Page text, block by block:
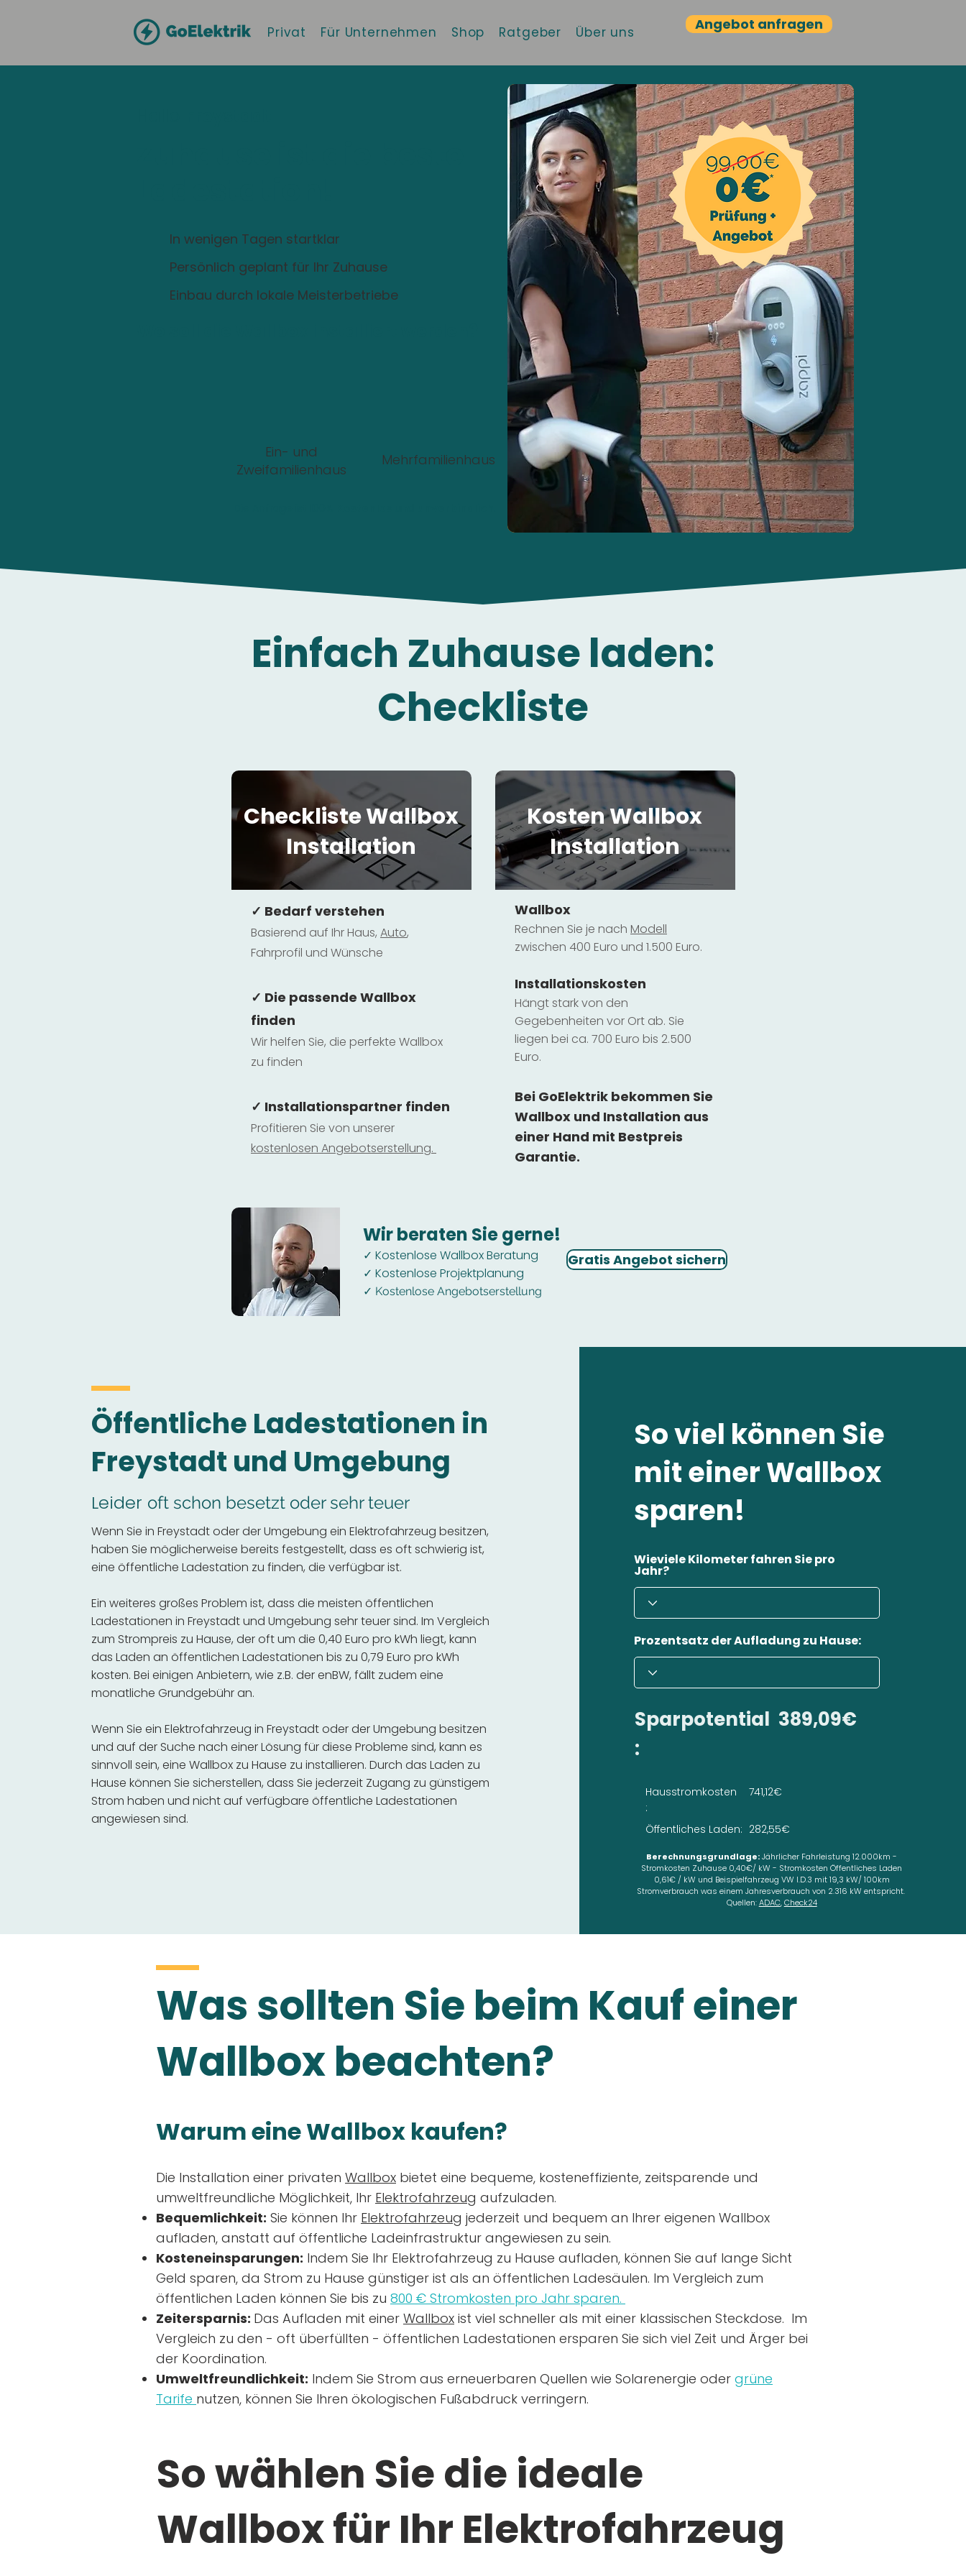
Privat Für Unternehmen Shop Ratgeber Über uns Angebot anfragen
In wenigen Tagen startklar
Persönlich geplant für Ihr Zuhause
Einbau durch lokale Meisterbetriebe
Ein- und
Zweifamilienhaus
Mehrfamilienhaus
Einfach Zuhause laden:
Checkliste
Checkliste Wallbox
Installation
✓ Bedarf verstehen
Basierend auf Ihr Haus, Auto,
Fahrprofil und Wünsche
✓ Die passende Wallbox
finden
Wir helfen Sie, die perfekte Wallbox
zu finden
✓ Installationspartner finden
Profitieren Sie von unserer
kostenlosen Angebotserstellung.
Kosten Wallbox
Installation
Wallbox
Rechnen Sie je nach Modell
zwischen 400 Euro und 1.500 Euro.
Installationskosten
Hängt stark von den
Gegebenheiten vor Ort ab. Sie
liegen bei ca. 700 Euro bis 2.500
Euro.
Bei GoElektrik bekommen Sie
Wallbox und Installation aus
einer Hand mit Bestpreis
Garantie.
Wir beraten Sie gerne!
✓ Kostenlose Wallbox Beratung
✓ Kostenlose Projektplanung
✓ Kostenlose Angebotserstellung
Gratis Angebot sichern
Öffentliche Ladestationen in
Freystadt und Umgebung
Leider oft schon besetzt oder sehr teuer
Wenn Sie in Freystadt oder der Umgebung ein Elektrofahrzeug besitzen,
haben Sie möglicherweise bereits festgestellt, dass es oft schwierig ist,
eine öffentliche Ladestation zu finden, die verfügbar ist.
Ein weiteres großes Problem ist, dass die meisten öffentlichen
Ladestationen in Freystadt und Umgebung sehr teuer sind. Im Vergleich
zum Strompreis zu Hause, der oft um die 0,40 Euro pro kWh liegt, kann
das Laden an öffentlichen Ladestationen bis zu 0,79 Euro pro kWh
kosten. Bei einigen Anbietern, wie z.B. der enBW, fällt zudem eine
monatliche Grundgebühr an.
Wenn Sie ein Elektrofahrzeug in Freystadt oder der Umgebung besitzen
und auf der Suche nach einer Lösung für diese Probleme sind, kann es
sinnvoll sein, eine Wallbox zu Hause zu installieren. Durch das Laden zu
Hause können Sie sicherstellen, dass Sie jederzeit Zugang zu günstigem
Strom haben und nicht auf verfügbare öffentliche Ladestationen
angewiesen sind.
So viel können Sie
mit einer Wallbox
sparen!
Wieviele Kilometer fahren Sie pro
Jahr?
Prozentsatz der Aufladung zu Hause:
Sparpotential
:
389,09€
Hausstromkosten
:
Öffentliches Laden:
741,12€
282,55€
Berechnungsgrundlage:Jährlicher Fahrleistung 12.000km -
Stromkosten Zuhause 0,40€/ kW - Stromkosten Öffentliches Laden
0,61€ / kW und Beispielfahrzeug VW I.D.3 mit 19,3 kW/ 100km
Stromverbrauch was einem Jahresverbrauch von 2.316 kW entspricht.
Quellen:ADAC,Check24
Was sollten Sie beim Kauf einer
Wallbox beachten?
Warum eine Wallbox kaufen?
Die Installation einer privaten Wallbox bietet eine bequeme, kosteneffiziente, zeitsparende und
umweltfreundliche Möglichkeit, Ihr Elektrofahrzeug aufzuladen.
Bequemlichkeit: Sie können Ihr Elektrofahrzeug jederzeit und bequem an Ihrer eigenen Wallbox
aufladen, anstatt auf öffentliche Ladeinfrastruktur angewiesen zu sein.
Kosteneinsparungen: Indem Sie Ihr Elektrofahrzeug zu Hause aufladen, können Sie auf lange Sicht
Geld sparen, da Strom zu Hause günstiger ist als an öffentlichen Ladesäulen. Im Vergleich zum
öffentlichen Laden können Sie bis zu 800 € Stromkosten pro Jahr sparen.
Zeitersparnis: Das Aufladen mit einer Wallbox ist viel schneller als mit einer klassischen Steckdose. Im
Vergleich zu den - oft überfüllten - öffentlichen Ladestationen ersparen Sie sich viel Zeit und Ärger bei
der Koordination.
Umweltfreundlichkeit: Indem Sie Strom aus erneuerbaren Quellen wie Solarenergie oder grüne
Tarife nutzen, können Sie Ihren ökologischen Fußabdruck verringern.
So wählen Sie die ideale
Wallbox für Ihr Elektrofahrzeug